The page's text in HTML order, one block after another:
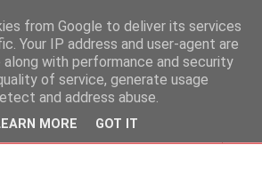
from Google to deliver its services
Your IP address and user-agent are
along with performance and security
of service, generate usage
and address abuse.
MORE GOT IT